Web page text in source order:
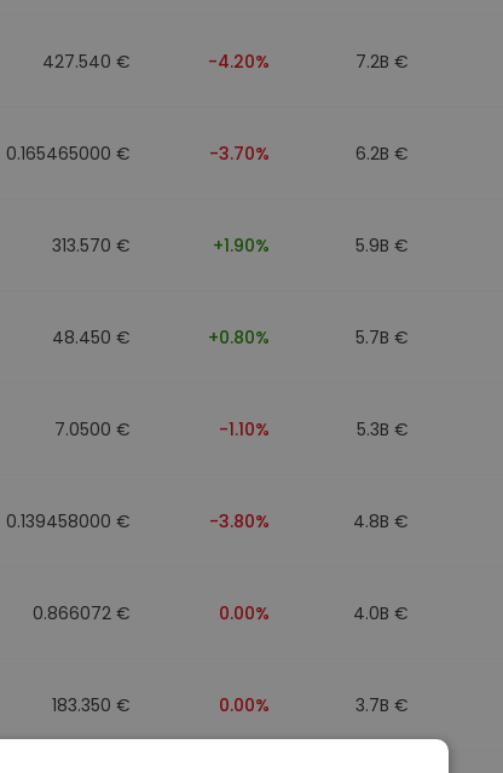
427.540 € -4.20% 7.2B €
0.165465000 € -3.70% 6.2B €
313.570 € +1.90% 5.9B €
48.450 € +0.80% 5.7B €
7.0500 € -1.10% 5.3B €
0.139458000 € -3.80% 4.8B €
0.866072 € 0.00% 4.0B €
183.350 € 0.00% 3.7B €